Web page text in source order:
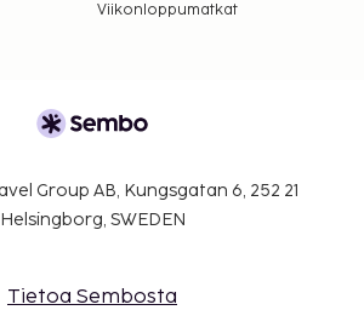
Viikonloppumatkat
Group AB, Kungsgatan 6, 252 21
Helsingborg, SWEDEN
Tietoa Sembosta